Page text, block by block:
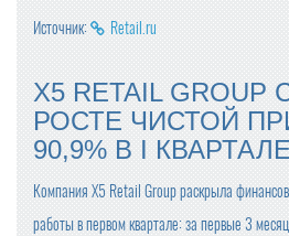
Источник: Retail.ru
X5 RETAIL
РОСТЕ ЧИСТОЙ
90,9% В I
Компания X5 Retail Group раскрыла
работы в первом квартале: за первые 3